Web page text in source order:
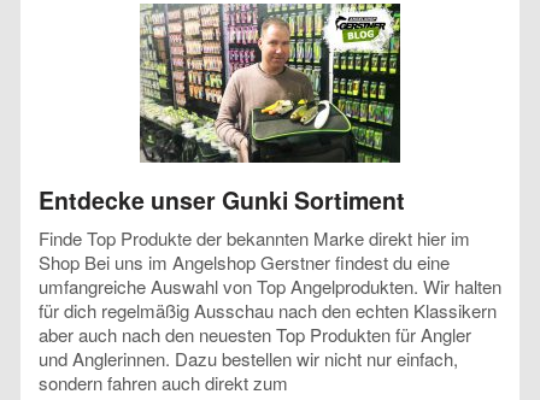
Entdecke unser Gunki Sortiment
Finde Top Produkte der bekannten Marke direkt hier im
Shop Bei uns im Angelshop Gerstner findest du eine
umfangreiche Auswahl von Top Angelprodukten. Wir halten
für dich regelmäßig Ausschau nach den echten Klassikern
aber auch nach den neuesten Top Produkten für Angler
und Anglerinnen. Dazu bestellen wir nicht nur einfach,
sondern fahren auch direkt zum